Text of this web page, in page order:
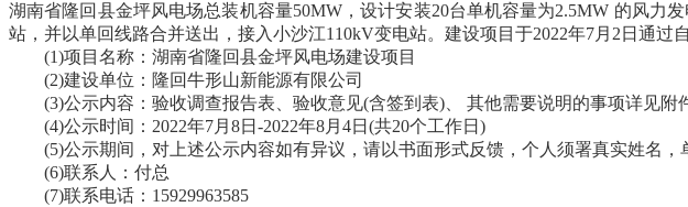
湖南省隆回县金坪风电场总装机容量50MW，设计安装20台单机容量为2.5MW 的风力
站，并以单回线路合并送出，接入小沙江110kV变电站。建设项目于2022年7月2日通
(1)项目名称：湖南省隆回县金坪风电场建设项目
(2)建设单位：隆回牛形山新能源有限公司
(3)公示内容：验收调查报告表、验收意见(含签到表)、 其他需要说明的事项详见附
(4)公示时间：2022年7月8日-2022年8月4日(共20个工作日)
(5)公示期间，对上述公示内容如有异议，请以书面形式反馈，个人须署真实姓名，
(6)联系人：付总
(7)联系电话：15929963585